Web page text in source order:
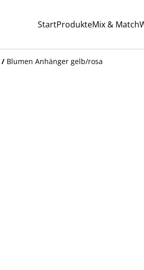
StartProdukteMix & Match
/ Blumen Anhänger gelb/rosa